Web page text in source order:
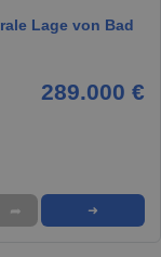
Lage von Bad
289.000 €
➦ ➜